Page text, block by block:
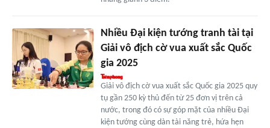
Nhiều Đại kiện tướng tranh tài tại
Giải vô địch cờ vua xuất sắc Quốc
gia 2025
Giải vô địch cờ vua xuất sắc Quốc gia 2025 quy
tụ gần 250 kỳ thủ đến từ 25 đơn vị trên cả
nước, trong đó có sự góp mặt của nhiều Đại
kiện tướng cùng dàn tài năng trẻ, hứa hẹn